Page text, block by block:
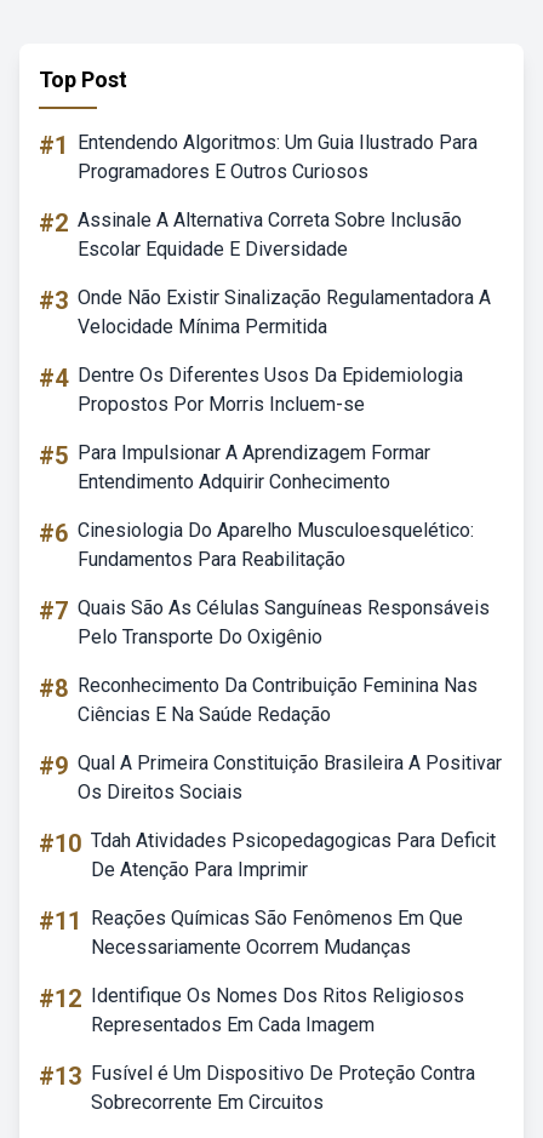
Top Post
#1
Entendendo Algoritmos: Um Guia Ilustrado Para
Programadores E Outros Curiosos
#2 Assinale A Alternativa Correta Sobre Inclusão
Escolar Equidade E Diversidade
#3 Onde Não Existir Sinalização Regulamentadora A
Velocidade Mínima Permitida
#4 Dentre Os Diferentes Usos Da Epidemiologia
Propostos Por Morris Incluem-se
#5 Para Impulsionar A Aprendizagem Formar
Entendimento Adquirir Conhecimento
#6 Cinesiologia Do Aparelho Musculoesquelético:
Fundamentos Para Reabilitação
#7 Quais São As Células Sanguíneas Responsáveis
Pelo Transporte Do Oxigênio
#8 Reconhecimento Da Contribuição Feminina Nas
Ciências E Na Saúde Redação
#9 Qual A Primeira Constituição Brasileira A Positivar
Os Direitos Sociais
#10 Tdah Atividades Psicopedagogicas Para Deficit
De Atenção Para Imprimir
#11
Reações Químicas São Fenômenos Em Que
Necessariamente Ocorrem Mudanças
#12 Identifique Os Nomes Dos Ritos Religiosos
Representados Em Cada Imagem
#13 Fusível é Um Dispositivo De Proteção Contra
Sobrecorrente Em Circuitos